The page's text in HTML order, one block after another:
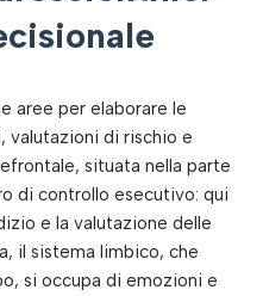
aree per elaborare le
valutazioni di rischio e
situata nella parte
di controllo esecutivo: qui
e la valutazione delle
il sistema limbico, che
si occupa di emozioni e